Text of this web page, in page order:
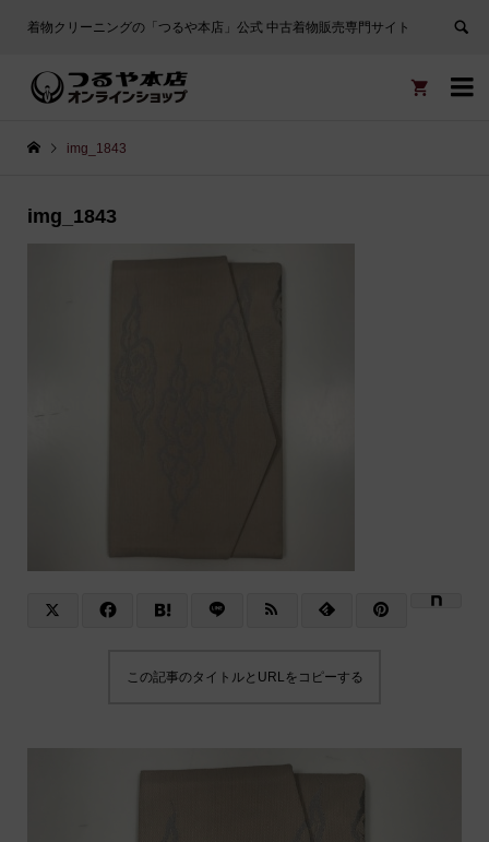
着物クリーニングの「つるや本店」公式 中古着物販売専門サイト


img_1843
img_1843
この記事のタイトルとURLをコピーする